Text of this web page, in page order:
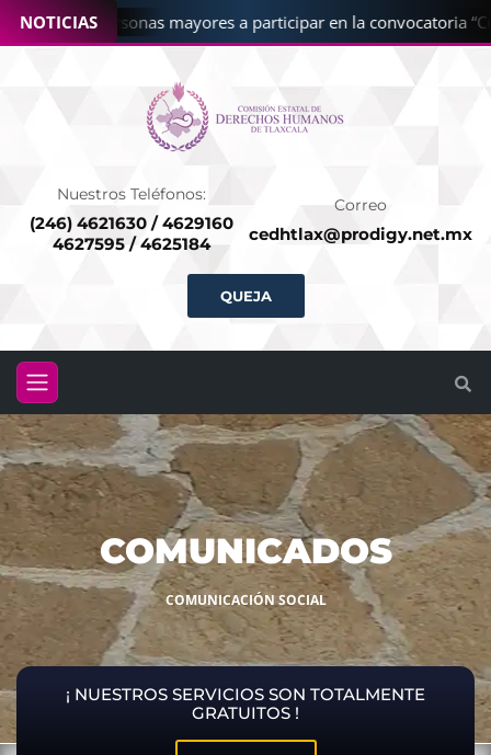
NOTICIAS
CEDHT a personas mayores a participar en la convocatoria
Nuestros Teléfonos:
(246) 4621630 / 4629160
4627595 / 4625184
Correo
cedhtlax@prodigy.net.mx
QUEJA
COMUNICADOS
COMUNICACIÓN SOCIAL
¡ NUESTROS SERVICIOS SON TOTALMENTE
GRATUITOS !